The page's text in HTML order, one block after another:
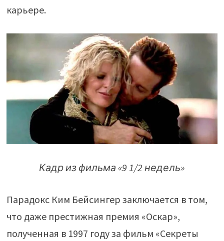
карьере.
Кадр из фильма «9 1/2 недель»
Парадокс Ким Бейсингер заключается в том,
что даже престижная премия «Оскар»,
полученная в 1997 году за фильм «Секреты